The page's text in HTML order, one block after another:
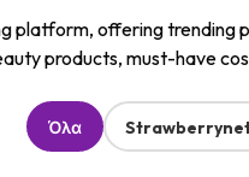
offering trending
products, must-have
Όλα